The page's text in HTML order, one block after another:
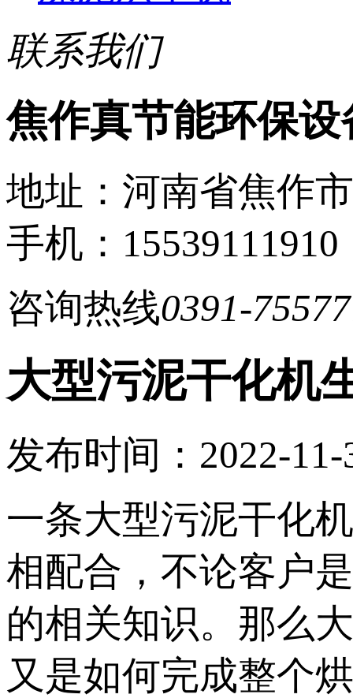
联系我们
焦作真节能环保
地址：河南省焦作
手机：15539111910
咨询热线0391-
大型污泥干化机
发布时间：2022-11-
一条大型污泥干化
相配合，不论客户
的相关知识。那么
又是如何完成整个